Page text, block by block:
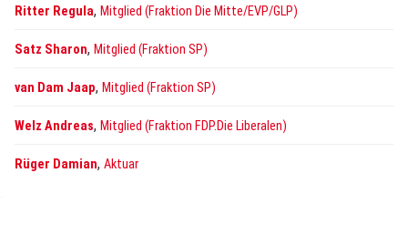
Ritter Regula, Mitglied (Fraktion Die Mitte/EVP/GLP)
Satz Sharon, Mitglied (Fraktion SP)
van Dam Jaap, Mitglied (Fraktion SP)
Welz Andreas, Mitglied (Fraktion FDP.Die Liberalen)
Rüger Damian, Aktuar